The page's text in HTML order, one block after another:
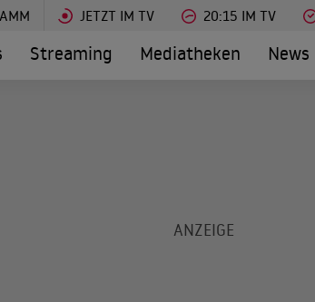
JETZT IM TV 20:15 IM TV
Streaming Mediatheken News